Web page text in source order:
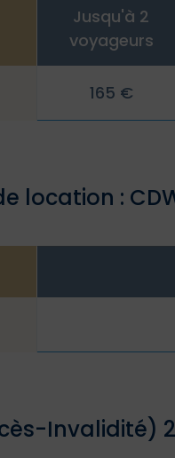
Jusqu'à 2
voyageurs
165 €
location :
Invalidité)